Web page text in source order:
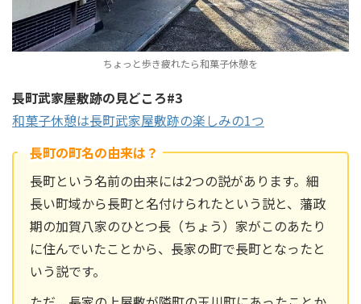
ちょっと歩き疲れたら和菓子休憩を
長町武家屋敷跡の見どころ#3
和菓子休憩は長町武家屋敷跡の楽しみの1つ
長町の町名の由来は？
長町という名前の由来には2つの説があります。細
長い町域から長町と名付けられたという説と、藩政
期の加賀八家のひとつ長（ちょう）家がこのあたり
に住んでいたことから、長家の町で長町となったと
いう説です。